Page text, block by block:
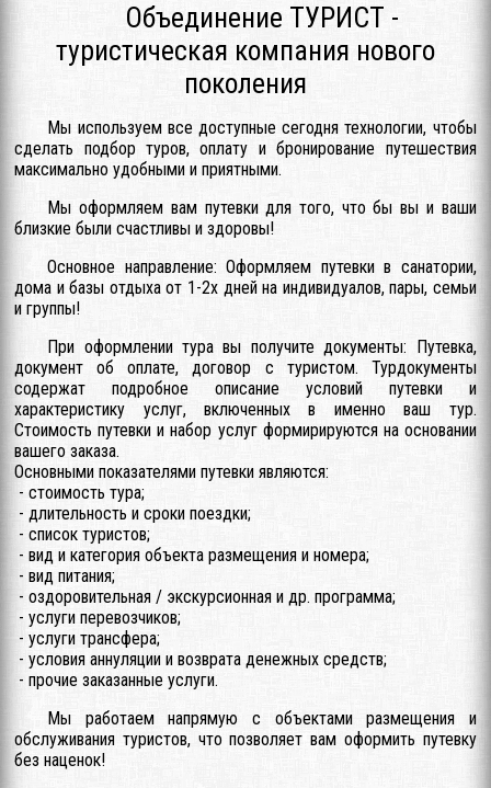
Объединение ТУРИСТ -
туристическая компания нового
поколения
Мы используем все доступные сегодня технологии, чтобы
сделать подбор туров, оплату и бронирование путешествия
максимально удобными и приятными.
Мы оформляем вам путевки для того, что бы вы и ваши
близкие были счастливы и здоровы!
Основное направление: Оформляем путевки в санатории,
дома и базы отдыха от 1-2х дней на индивидуалов, пары, семьи
и группы!
При оформлении тура вы получите документы: Путевка,
документ об оплате, договор с туристом. Турдокументы
содержат подробное описание условий путевки и
характеристику услуг, включенных в именно ваш тур.
Стоимость путевки и набор услуг формирируются на основании
вашего заказа.
Основными показателями путевки являются:
- стоимость тура;
- длительность и сроки поездки;
- список туристов;
- вид и категория объекта размещения и номера;
- вид питания;
- оздоровительная / экскурсионная и др. программа;
- услуги перевозчиков;
- услуги трансфера;
- условия аннуляции и возврата денежных средств;
- прочие заказанные услуги.
Мы работаем напрямую с объектами размещения и
обслуживания туристов, что позволяет вам оформить путевку
без наценок!